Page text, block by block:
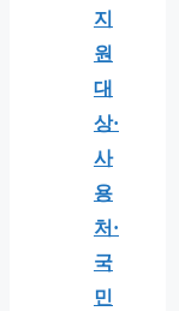
지
원
대
상·
사
용
처·
국
민